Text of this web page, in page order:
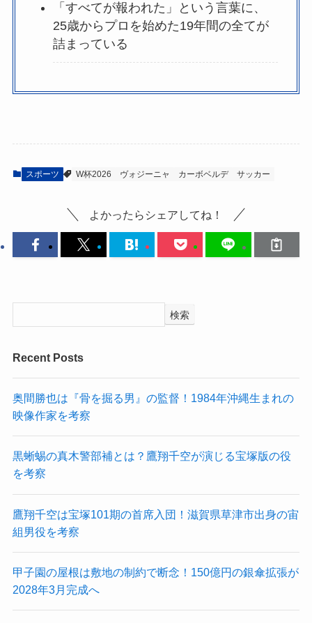
「すべてが報われた」という言葉に、
25歳からプロを始めた19年間の全てが
詰まっている
スポーツ W杯2026 ヴォジーニャ カーボベルデ サッカー
よかったらシェアしてね！
検索
Recent Posts
奥間勝也は『骨を掘る男』の監督！1984年沖縄生まれの
映像作家を考察
黒蜥蜴の真木警部補とは？鷹翔千空が演じる宝塚版の役
を考察
鷹翔千空は宝塚101期の首席入団！滋賀県草津市出身の宙
組男役を考察
甲子園の屋根は敷地の制約で断念！150億円の銀傘拡張が
2028年3月完成へ